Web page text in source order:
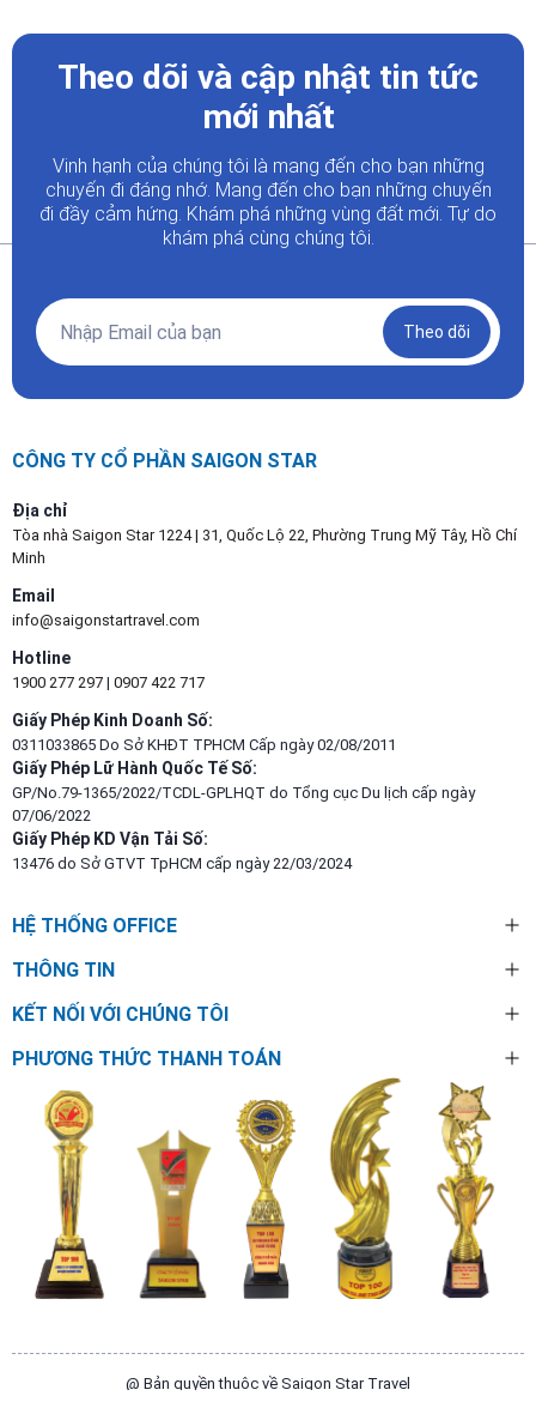
Theo dõi và cập nhật tin tức
mới nhất
Vinh hạnh của chúng tôi là mang đến cho bạn những
chuyến đi đáng nhớ. Mang đến cho bạn những chuyến
đi đầy cảm hứng. Khám phá những vùng đất mới. Tự do
khám phá cùng chúng tôi.
Theo dõi
CÔNG TY CỔ PHẦN SAIGON STAR
Địa chỉ
Tòa nhà Saigon Star 1224 | 31, Quốc Lộ 22, Phường Trung Mỹ Tây, Hồ Chí
Minh
Email
info@saigonstartravel.com
Hotline
1900 277 297 | 0907 422 717
Giấy Phép Kinh Doanh Số:
0311033865 Do Sở KHĐT TPHCM Cấp ngày 02/08/2011
Giấy Phép Lữ Hành Quốc Tế Số:
GP/No.79-1365/2022/TCDL-GPLHQT do Tổng cục Du lịch cấp ngày
07/06/2022
Giấy Phép KD Vận Tải Số:
13476 do Sở GTVT TpHCM cấp ngày 22/03/2024
HỆ THỐNG OFFICE
THÔNG TIN
KẾT NỐI VỚI CHÚNG TÔI
PHƯƠNG THỨC THANH TOÁN
@ Bản quyền thuộc về Saigon Star Travel